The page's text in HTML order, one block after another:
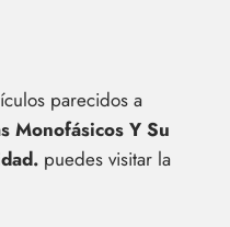
parecidos a
Monofásicos Y Su
puedes visitar la